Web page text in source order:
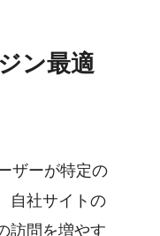
ン最適
ザーが特定の
自社サイトの
訪問を増やす